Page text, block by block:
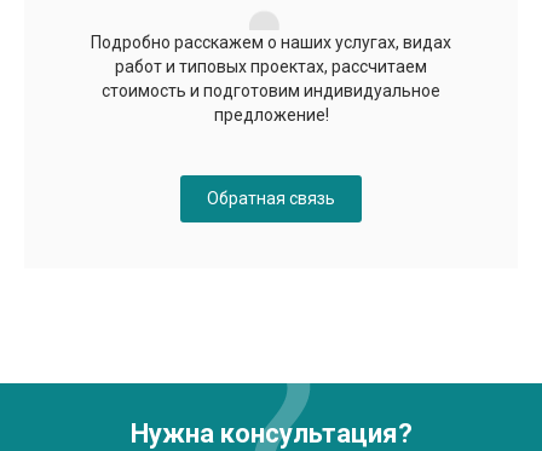
Подробно расскажем о наших услугах, видах
работ и типовых проектах, рассчитаем
стоимость и подготовим индивидуальное
предложение!
Обратная связь
Нужна консультация?